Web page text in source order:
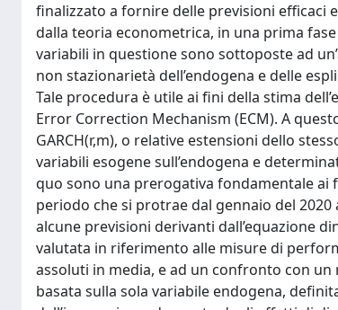
finalizzato a fornire delle previsioni efficaci
dalla teoria econometrica, in una prima
variabili in questione sono sottoposte ad
non stazionarietà dell’endogena e delle
Tale procedura è utile ai fini della stima
Error Correction Mechanism (ECM). A
GARCH(r,m), o relative estensioni dello
variabili esogene sull’endogena e
quo sono una prerogativa fondamentale ai
periodo che si protrae dal gennaio del
alcune previsioni derivanti dall’equazione
valutata in riferimento alle misure di
assoluti in media, e ad un confronto con
basata sulla sola variabile endogena,